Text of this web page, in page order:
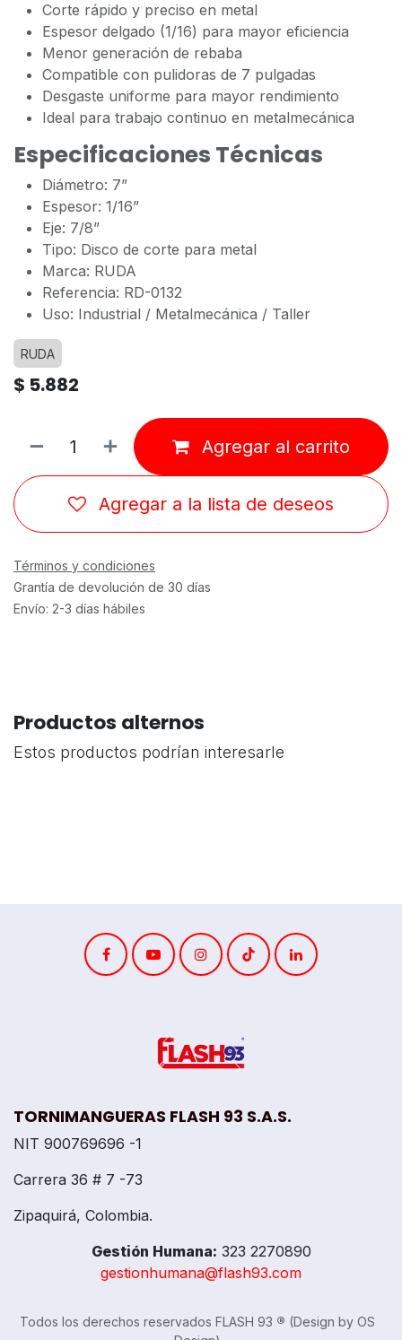
Corte rápido y preciso en metal
Espesor delgado (1/16) para mayor eficiencia
Menor generación de rebaba
Compatible con pulidoras de 7 pulgadas
Desgaste uniforme para mayor rendimiento
Ideal para trabajo continuo en metalmecánica
Especificaciones Técnicas
Diámetro: 7”
Espesor: 1/16”
Eje: 7/8”
Tipo: Disco de corte para metal
Marca: RUDA
Referencia: RD-0132
Uso: Industrial / Metalmecánica / Taller
RUDA
$ 5.882
Agregar al carrito
Agregar a la lista de deseos
Términos y condiciones
Grantía de devolución de 30 días
Envío: 2-3 días hábiles
Productos alternos
Estos productos podrían interesarle
TORNIMANGUERAS FLASH 93 S.A.S.
NIT 900769696 -1
Carrera 36 # 7 -73
Zipaquirá, Colombia.
Gestión Humana: 323 2270890
gestionhumana@flash93.com
Todos los derechos reservados FLASH 93 ® (Design by OS